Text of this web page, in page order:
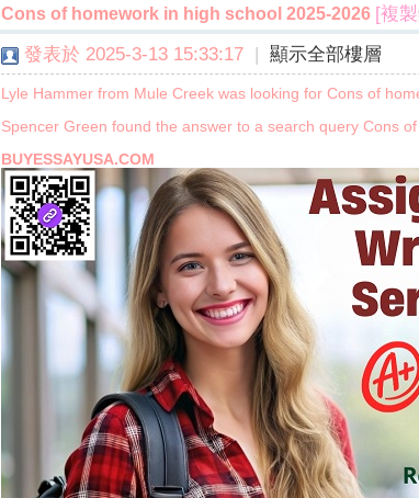
索
› ›
Cons of homework in high school 2025-2026 [複
發表於 2025-3-13 15:33:17 | 顯示全部樓層
Lyle Hammer from Mule Creek was looking for Cons of
Spencer Green found the answer to a search query Cons
BUYESSAYUSA.COM